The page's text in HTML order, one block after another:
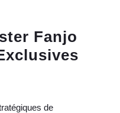
Fanjo
de